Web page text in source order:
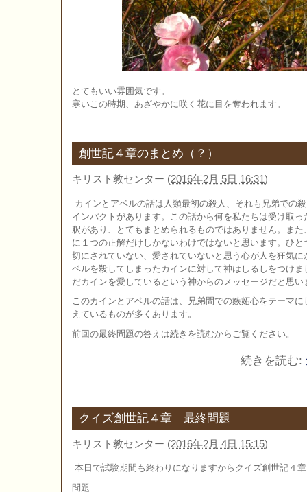
とてもいい雰囲気です。
寒いこの時期、あざやかに咲く花に目を奪われます。
創世記４章のまとめ（？）
キリスト教センター (2016年2月 5日 16:31)
カインとアベルの話は人類最初の殺人、それも兄弟での
インパクトがあります。この話から何を私たちは受け取
釈があり、とてもまとめられるものではありません。ま
に１つの正解だけしかないわけではないと思います。ひ
切にされていない、愛されていないと思う心が人を狂気
ベルを殺してしまったカインに対して神はしるしをつけ
だカインを愛しているという神からのメッセージだと思い
このカインとアベルの話は、兄弟間での嫉妬心をテーマ
えているものが多くあります。
前回の最終問題の答えは続きを読むからご覧ください。
続きを読む:
クイズ創世記４章 最終問題
キリスト教センター (2016年2月 4日 15:15)
本日で試験期間も終わりになりますからクイズ創世記４
問題